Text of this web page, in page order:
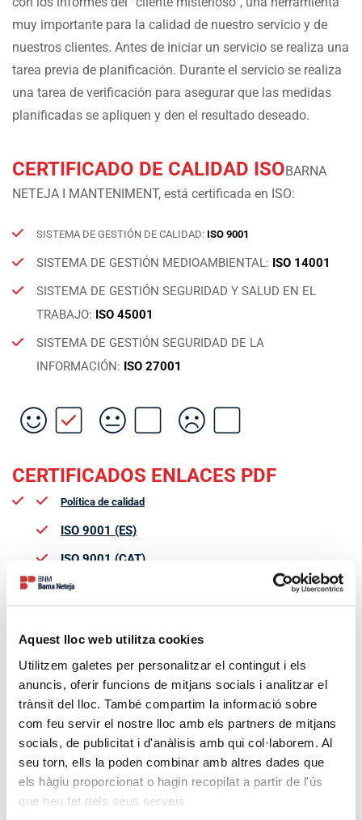
Aquest lloc web utilitza cookies
Utilitzem galetes per personalitzar el contingut i els
anuncis, oferir funcions de mitjans socials i analitzar el
trànsit del lloc. També compartim la informació sobre
com feu servir el nostre lloc amb els partners de mitjans
socials, de publicitat i d'anàlisis amb qui col·laborem. Al
seu torn, ells la poden combinar amb altres dades que
els hàgiu proporcionat o hagin recopilat a partir de l'ús
que heu fet dels seus serveis.
muy importante para la calidad de nuestro servicio y de
nuestros clientes. Antes de iniciar un servicio se realiza una
tarea previa de planificación. Durante el servicio se realiza
una tarea de verificación para asegurar que las medidas
planificadas se apliquen y den el resultado deseado.
CERTIFICADO DE CALIDAD ISOBARNA
NETEJA I MANTENIMENT, está certificada en ISO:
SISTEMA DE GESTIÓN DE CALIDAD: ISO 9001
SISTEMA DE GESTIÓN MEDIOAMBIENTAL: ISO 14001
SISTEMA DE GESTIÓN SEGURIDAD Y SALUD EN EL
TRABAJO: ISO 45001
SISTEMA DE GESTIÓN SEGURIDAD DE LA
INFORMACIÓN: ISO 27001
CERTIFICADOS ENLACES PDF
Política de calidad
ISO 9001 (ES)
ISO 9001 (CAT)
ISO 14001 (ES)
ISO 27001 (ES)
ISO 27001 (CAT)
ISO 45001 (ES)
ISO 45001 (CAT)
CERTIFICAT AUDITORIA PREVENCIO DE RISCOS
LABORALS GRUP